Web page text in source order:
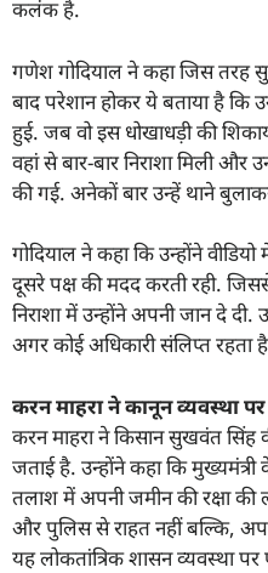
कलंक है.
गणेश गोदियाल ने कहा जिस तरह
बाद परेशान होकर ये बताया है कि
हुई. जब वो इस धोखाधड़ी की
वहां से बार-बार निराशा मिली और
की गई. अनेकों बार उन्हें थाने
गोदियाल ने कहा कि उन्होंने
दूसरे पक्ष की मदद करती रही.
निराशा में उन्होंने अपनी जान दे
अगर कोई अधिकारी संलिप्त रहता
करन माहरा ने कानून व्यवस्था
करन माहरा ने किसान सुखवंत
जताई है. उन्होंने कहा कि
तलाश में अपनी जमीन की रक्षा की
और पुलिस से राहत नहीं बल्कि,
यह लोकतांत्रिक शासन व्यवस्था पर